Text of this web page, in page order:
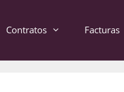
Contratos Facturas